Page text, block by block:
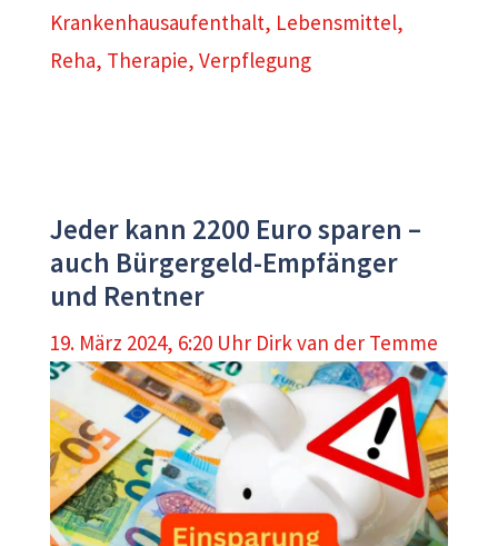
Krankenhausaufenthalt, Lebensmittel,
Reha, Therapie, Verpflegung
Jeder kann 2200 Euro sparen –
auch Bürgergeld-Empfänger
und Rentner
19. März 2024, 6:20 Uhr Dirk van der Temme